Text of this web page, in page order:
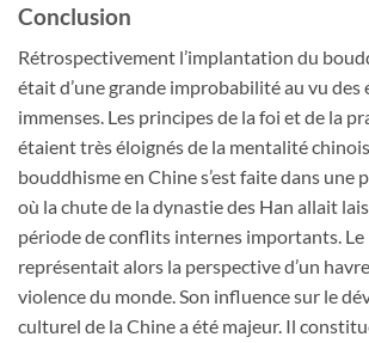
Conclusion
Rétrospectivement l’implantation du
était d’une grande improbabilité au vu des
immenses. Les principes de la foi et de la
étaient très éloignés de la mentalité
bouddhisme en Chine s’est faite dans une
où la chute de la dynastie des Han allait
période de conflits internes importants.
représentait alors la perspective d’un
violence du monde. Son influence sur le
culturel de la Chine a été majeur. Il